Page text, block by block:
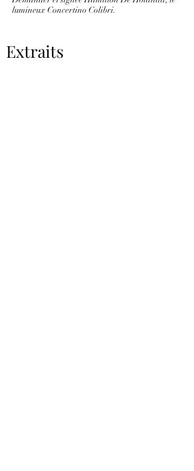
lumineux Concertino Colibri.
Extraits